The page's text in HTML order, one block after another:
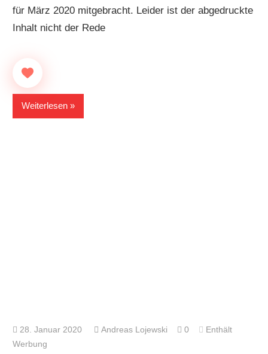
für März 2020 mitgebracht. Leider ist der abgedruckte
Inhalt nicht der Rede
Weiterlesen
28. Januar 2020 Andreas Lojewski 0
Enthält
Werbung